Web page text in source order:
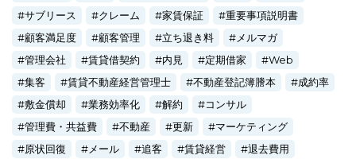
サブリース
クレーム 家賃保証
重要事項説明書
顧客満足度
顧客管理 立ち退き料
メルマガ
管理会社
賃貸借契約 内見 定期借家
Web
集客
賃貸不動産経営管理士 不動産登記簿謄本
成約率
敷金償却
業務効率化 解約
コンサル
管理費・共益費
不動産 更新
マーケティング
原状回復
メール 追客 賃貸経営
退去費用